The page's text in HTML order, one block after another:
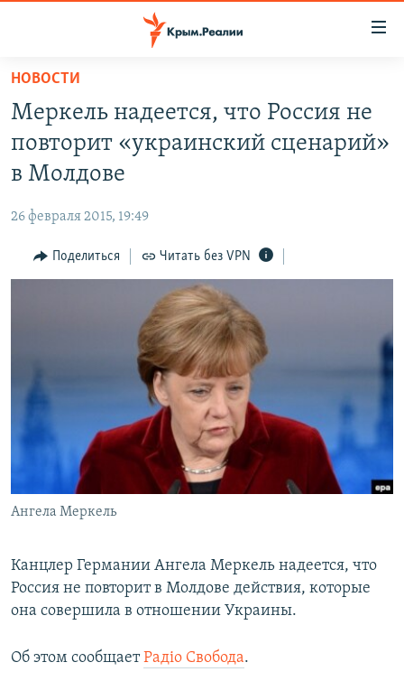
Вернуться
основному
содержанию
Вернутся
главной
навигации
Вернутся
СПЕЦПРОЕКТЫ
ГРУЗ 200
11 ЛЕТ ОККУПАЦИИ КРЫМА. 11 ИСТОРИЙ СОПРОТИВЛЕНИЯ
ВОДА
ЕЩЕ
ИНТЕРАКТИВ
ТЕЛЕПРОЕКТ КРЫМ.РЕАЛИИ
СОВЕТЫ ПРАВОЗАЩИТНИКОВ
ПРОПАВШИЕ БЕЗ ВЕСТИ
ПОБЕДИТЕЛЕЙ НЕ СУДЯТ?
КРЫМ.НЕПОКОРЕННЫЙ
УКРАИНСКАЯ ПРОБЛЕМА КРЫМА
РАДІО СВОБОДА
КАК ОБОЙТИ БЛОКИРОВКУ
Qırımtatar
ПРИСОЕДИНЯЙТЕСЬ!
НОВОСТИ
Меркель надеется, что Россия не
повторит «украинский сценарий»
в Молдове
26 февраля 2015, 19:49
Поделиться Читать без VPN
Ангела Меркель
Канцлер Германии Ангела Меркель надеется, что
Россия не повторит в Молдове действия, которые
она совершила в отношении Украины.
Об этом сообщаетРадіо Свобода.